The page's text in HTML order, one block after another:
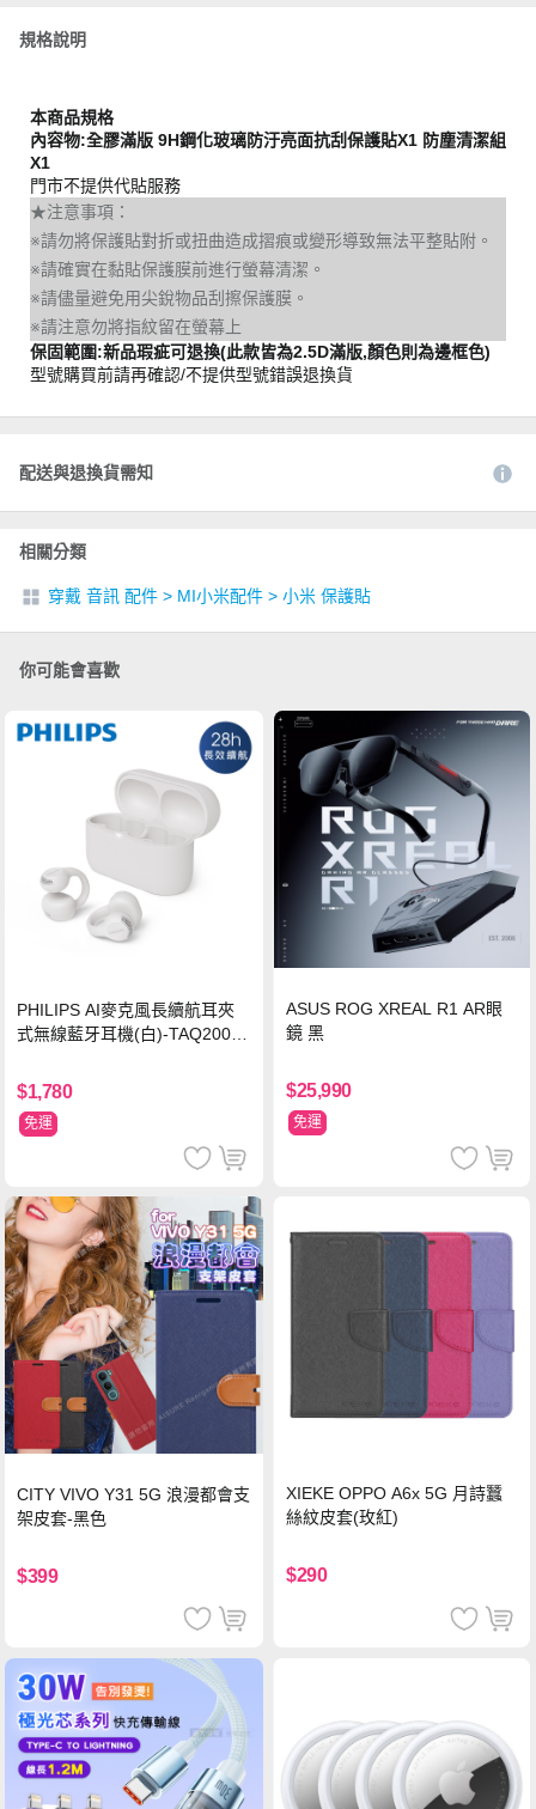
規格說明
本商品規格
內容物:全膠滿版 9H鋼化玻璃防汙亮面抗刮保護貼X1 防塵清潔組
X1
門市不提供代貼服務
★注意事項：
※請勿將保護貼對折或扭曲造成摺痕或變形導致無法平整貼附。
※請確實在黏貼保護膜前進行螢幕清潔。
※請儘量避免用尖銳物品刮擦保護膜。
※請注意勿將指紋留在螢幕上
保固範圍:新品瑕疵可退換(此款皆為2.5D滿版,顏色則為邊框色)
型號購買前請再確認/不提供型號錯誤退換貨
配送與退換貨需知
相關分類
穿戴 音訊 配件 > MI小米配件 > 小米 保護貼
你可能會喜歡
PHILIPS AI麥克風長續航耳夾
式無線藍牙耳機(白)-TAQ2000
$1,780
免運
ASUS ROG XREAL R1 AR眼
鏡 黑
$25,990
免運
CITY VIVO Y31 5G 浪漫都會支
架皮套-黑色
$399
XIEKE OPPO A6x 5G 月詩蠶
絲紋皮套(玫紅)
$290